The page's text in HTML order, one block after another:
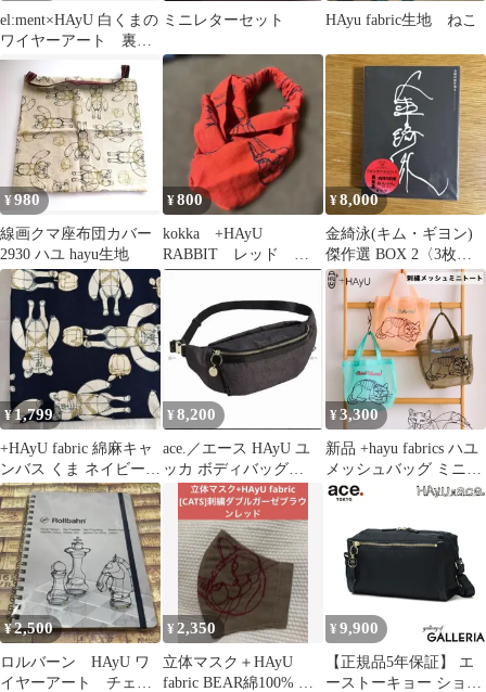
el:ment×HAyU 白くまの
ワイヤーアート 裏起
毛トレーナー
ミニレターセット HAyu fabric生地 ねこ
¥980
線画クマ座布団カバー
2930 ハユ hayu生地
¥800
kokka +HAyU
RABBIT レッド 動
物刺繍ヘアバンド
¥8,000
金綺泳(キム・ギヨン)
傑作選 BOX 2〈3枚
組〉
¥1,799
+HAyU fabric 綿麻キャ
ンバス くま ネイビー
1m
¥ 8,200
ace.／エース HAyU ユ
ッカ ボディバッグ
17834 メモ用紙付き
¥3,300
新品 +hayu fabrics ハユ
メッシュバッグ ミニト
ートバッグ ランチバッ
刺繍 猫柄 軽量 内ポケ
ット付き おしゃれ ギフ
ト KOKKA cocca
¥2,500
ロルバーン HAyU ワ
イヤーアート チェ
¥ 2,350
立体マスク＋HAyU
fabric BEAR綿100% ダ
¥ 9,900
【正規品5年保証】 エ
ーストーキョー ショル